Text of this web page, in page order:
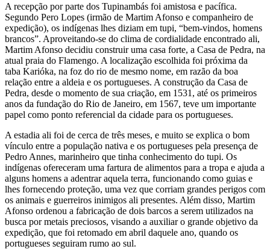
A recepção por parte dos Tupinambás foi amistosa e pacífica.
Segundo Pero Lopes (irmão de Martim Afonso e companheiro de
expedição), os indígenas lhes diziam em tupi, “bem-vindos, homens
brancos”. Aproveitando-se do clima de cordialidade encontrado ali,
Martim Afonso decidiu construir uma casa forte, a Casa de Pedra, na
atual praia do Flamengo. A localização escolhida foi próxima da
taba Karióka, na foz do rio de mesmo nome, em razão da boa
relação entre a aldeia e os portugueses. A construção da Casa de
Pedra, desde o momento de sua criação, em 1531, até os primeiros
anos da fundação do Rio de Janeiro, em 1567, teve um importante
papel como ponto referencial da cidade para os portugueses.
A estadia ali foi de cerca de três meses, e muito se explica o bom
vínculo entre a população nativa e os portugueses pela presença de
Pedro Annes, marinheiro que tinha conhecimento do tupi. Os
indígenas ofereceram uma fartura de alimentos para a tropa e ajuda a
alguns homens a adentrar aquela terra, funcionando como guias e
lhes fornecendo proteção, uma vez que corriam grandes perigos com
os animais e guerreiros inimigos ali presentes. Além disso, Martim
Afonso ordenou a fabricação de dois barcos a serem utilizados na
busca por metais preciosos, visando a auxiliar o grande objetivo da
expedição, que foi retomado em abril daquele ano, quando os
portugueses seguiram rumo ao sul.